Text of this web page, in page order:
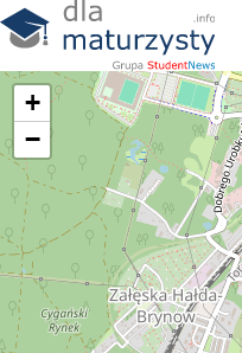
+
−